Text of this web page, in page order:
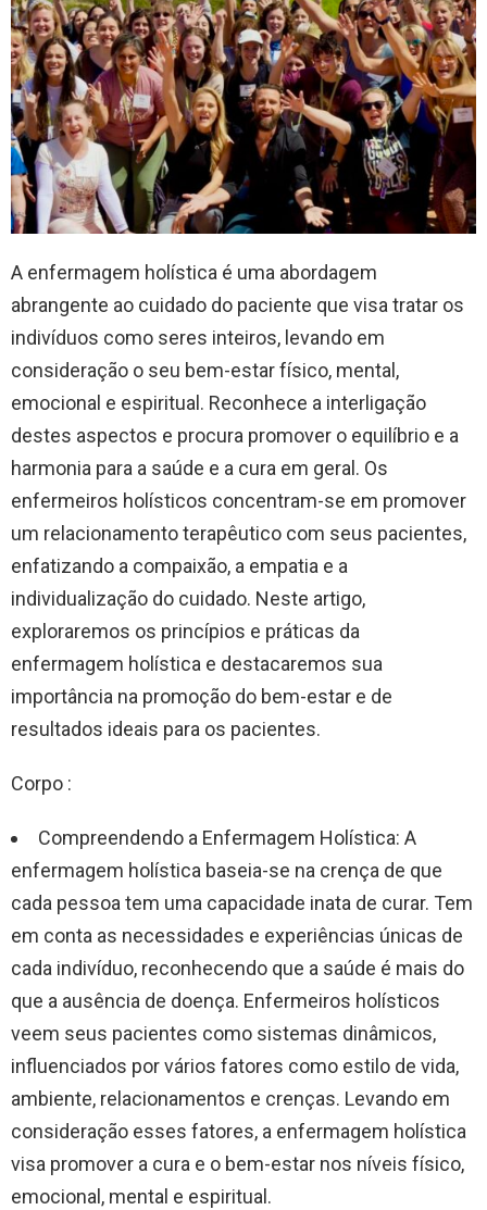
A enfermagem holística é uma abordagem
abrangente ao cuidado do paciente que visa tratar os
indivíduos como seres inteiros, levando em
consideração o seu bem-estar físico, mental,
emocional e espiritual. Reconhece a interligação
destes aspectos e procura promover o equilíbrio e a
harmonia para a saúde e a cura em geral. Os
enfermeiros holísticos concentram-se em promover
um relacionamento terapêutico com seus pacientes,
enfatizando a compaixão, a empatia e a
individualização do cuidado. Neste artigo,
exploraremos os princípios e práticas da
enfermagem holística e destacaremos sua
importância na promoção do bem-estar e de
resultados ideais para os pacientes.
Corpo :
Compreendendo a Enfermagem Holística: A
enfermagem holística baseia-se na crença de que
cada pessoa tem uma capacidade inata de curar. Tem
em conta as necessidades e experiências únicas de
cada indivíduo, reconhecendo que a saúde é mais do
que a ausência de doença. Enfermeiros holísticos
veem seus pacientes como sistemas dinâmicos,
influenciados por vários fatores como estilo de vida,
ambiente, relacionamentos e crenças. Levando em
consideração esses fatores, a enfermagem holística
visa promover a cura e o bem-estar nos níveis físico,
emocional, mental e espiritual.